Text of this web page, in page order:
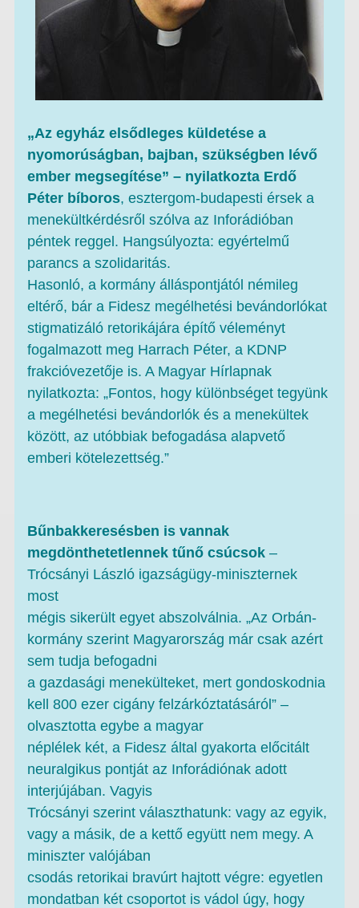
„Az egyház elsődleges küldetése a
nyomorúságban, bajban, szükségben lévő
ember megsegítése” – nyilatkozta Erdő
Péter bíboros, esztergom-budapesti érsek a
menekültkérdésről szólva az Inforádióban
péntek reggel. Hangsúlyozta: egyértelmű
parancs a szolidaritás.
Hasonló, a kormány álláspontjától némileg
eltérő, bár a Fidesz megélhetési bevándorlókat
stigmatizáló retorikájára építő véleményt
fogalmazott meg Harrach Péter, a KDNP
frakcióvezetője is. A Magyar Hírlapnak
nyilatkozta: „Fontos, hogy különbséget tegyünk
a megélhetési bevándorlók és a menekültek
között, az utóbbiak befogadása alapvető
emberi kötelezettség.”
Bűnbakkeresésben is vannak
megdönthetetlennek tűnő csúcsok –
Trócsányi László igazságügy-miniszternek
most
mégis sikerült egyet abszolválnia. „Az Orbán-
kormány szerint Magyarország már csak azért
sem tudja befogadni
a gazdasági menekülteket, mert gondoskodnia
kell 800 ezer cigány felzárkóztatásáról” –
olvasztotta egybe a magyar
néplélek két, a Fidesz által gyakorta előcitált
neuralgikus pontját az Inforádiónak adott
interjújában. Vagyis
Trócsányi szerint választhatunk: vagy az egyik,
vagy a másik, de a kettő együtt nem megy. A
miniszter valójában
csodás retorikai bravúrt hajtott végre: egyetlen
mondatban két csoportot is vádol úgy, hogy